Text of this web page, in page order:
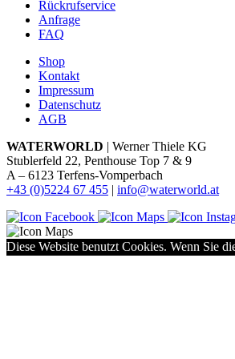
Rückrufservice
Anfrage
FAQ
Shop
Kontakt
Impressum
Datenschutz
AGB
WATERWORLD | Werner Thiele KG
Stublerfeld 22, Penthouse Top 7 & 9
A – 6123 Terfens-Vomperbach
+43 (0)5224 67 455 | info@waterworld.at
Diese Website benutzt Cookies. Wenn Sie